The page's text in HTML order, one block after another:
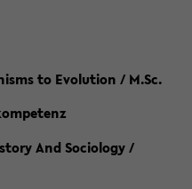
to Evolution / M.Sc.
And Sociology /